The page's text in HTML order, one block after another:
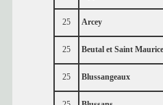
25 Arcey
25 Beutal et Saint Maurice
25 Blussangeaux